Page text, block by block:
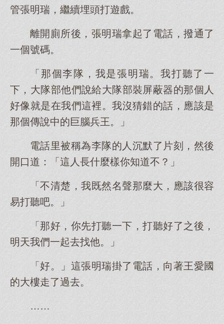
管張明瑞，繼續埋頭打遊戲。
離開廁所後，張明瑞拿起了電話，撥通了
一個號碼。
「那個李隊，我是張明瑞。我打聽了一
下，大隊部他們說給大隊部裝屏蔽器的那個人
好像就是在我們這裡。我沒猜錯的話，應該是
那個傳說中的巨腦兵王。」
電話里被稱為李隊的人沉默了片刻，然後
開口道：「這人長什麼樣你知道不？」
「不清楚，我既然名聲那麼大，應該很容
易打聽吧。」
「那好，你先打聽一下，打聽好了之後，
明天我們一起去找他。」
「好。」這張明瑞掛了電話，向著王愛國
的大樓走了過去。
……